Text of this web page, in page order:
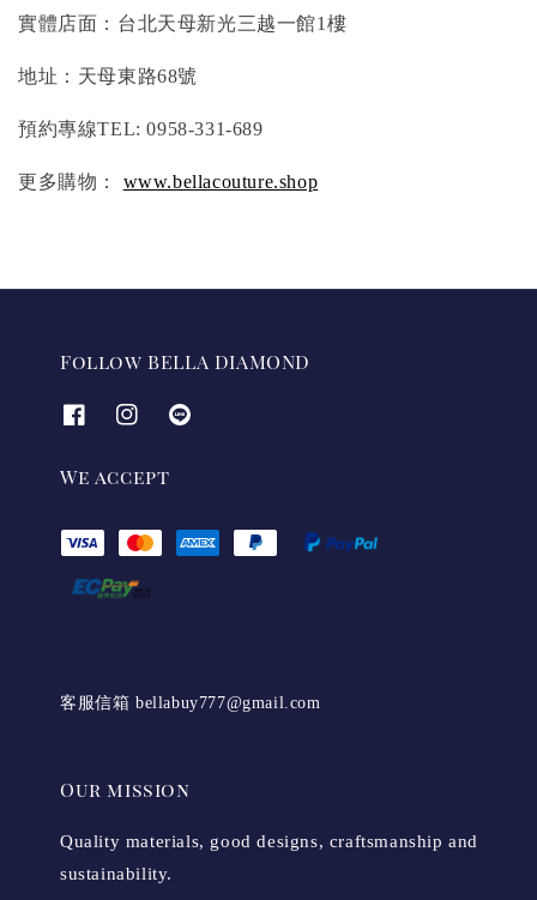
實體店面：台北天母新光三越一館1樓
地址：天母東路68號
預約專線TEL: 0958-331-689
更多購物： www.bellacouture.shop
Follow BELLA DIAMOND
We accept
客服信箱 bellabuy777@gmail.com
Our mission
Quality materials, good designs, craftsmanship and
sustainability.